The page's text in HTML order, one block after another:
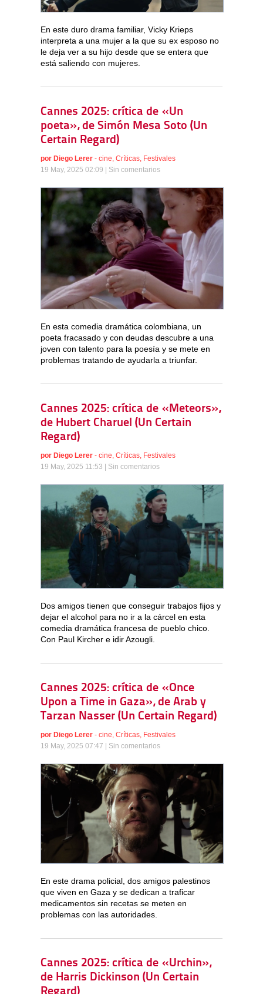
En este duro drama familiar, Vicky Krieps
interpreta a una mujer a la que su ex esposo no
le deja ver a su hijo desde que se entera que
está saliendo con mujeres.
Cannes 2025: crítica de «Un
poeta», de Simón Mesa Soto (Un
Certain Regard)
por Diego Lerer - cine, Críticas, Festivales
19 May, 2025 02:09 | Sin comentarios
En esta comedia dramática colombiana, un
poeta fracasado y con deudas descubre a una
joven con talento para la poesía y se mete en
problemas tratando de ayudarla a triunfar.
Cannes 2025: crítica de «Meteors»,
de Hubert Charuel (Un Certain
Regard)
por Diego Lerer - cine, Críticas, Festivales
19 May, 2025 11:53 | Sin comentarios
Dos amigos tienen que conseguir trabajos fijos y
dejar el alcohol para no ir a la cárcel en esta
comedia dramática francesa de pueblo chico.
Con Paul Kircher e idir Azougli.
Cannes 2025: crítica de «Once
Upon a Time in Gaza», de Arab y
Tarzan Nasser (Un Certain Regard)
por Diego Lerer - cine Críticas Festivales
19 May, 2025 07:47 | Sin comentarios
En este drama policial, dos amigos palestinos
que viven en Gaza y se dedican a traficar
medicamentos sin recetas se meten en
problemas con las autoridades.
Cannes 2025: crítica de «Urchin»,
de Harris Dickinson (Un Certain
Regard)